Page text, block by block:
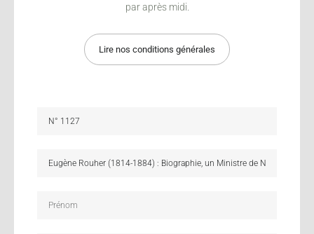
par après midi.
Lire nos conditions générales